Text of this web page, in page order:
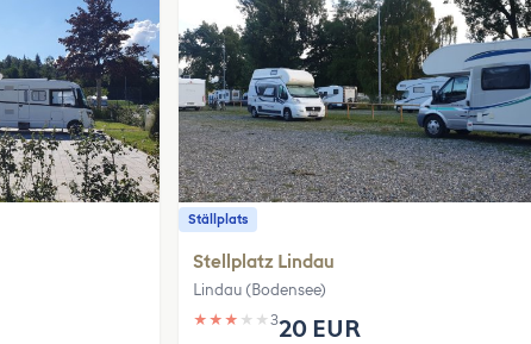
Ställplats
Stellplatz Lindau
Lindau (Bodensee)
★ ★ ★ ★ ★320 EUR